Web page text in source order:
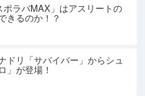
ラバMAX」はアスリートの
きるのか！？
ドリ「サバイバー」からシュ
」が登場！